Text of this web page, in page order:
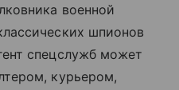
военной
шпионов
спецслужб может
курьером,